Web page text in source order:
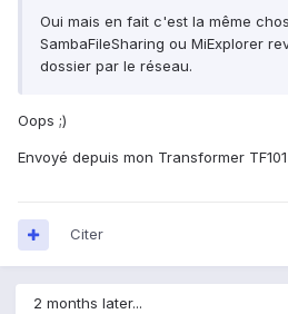
Oui mais en fait c'est la même
SambaFileSharing ou MiExplorer
dossier par le réseau.
Oops ;)
Envoyé depuis mon Transformer
Citer
2 months later...